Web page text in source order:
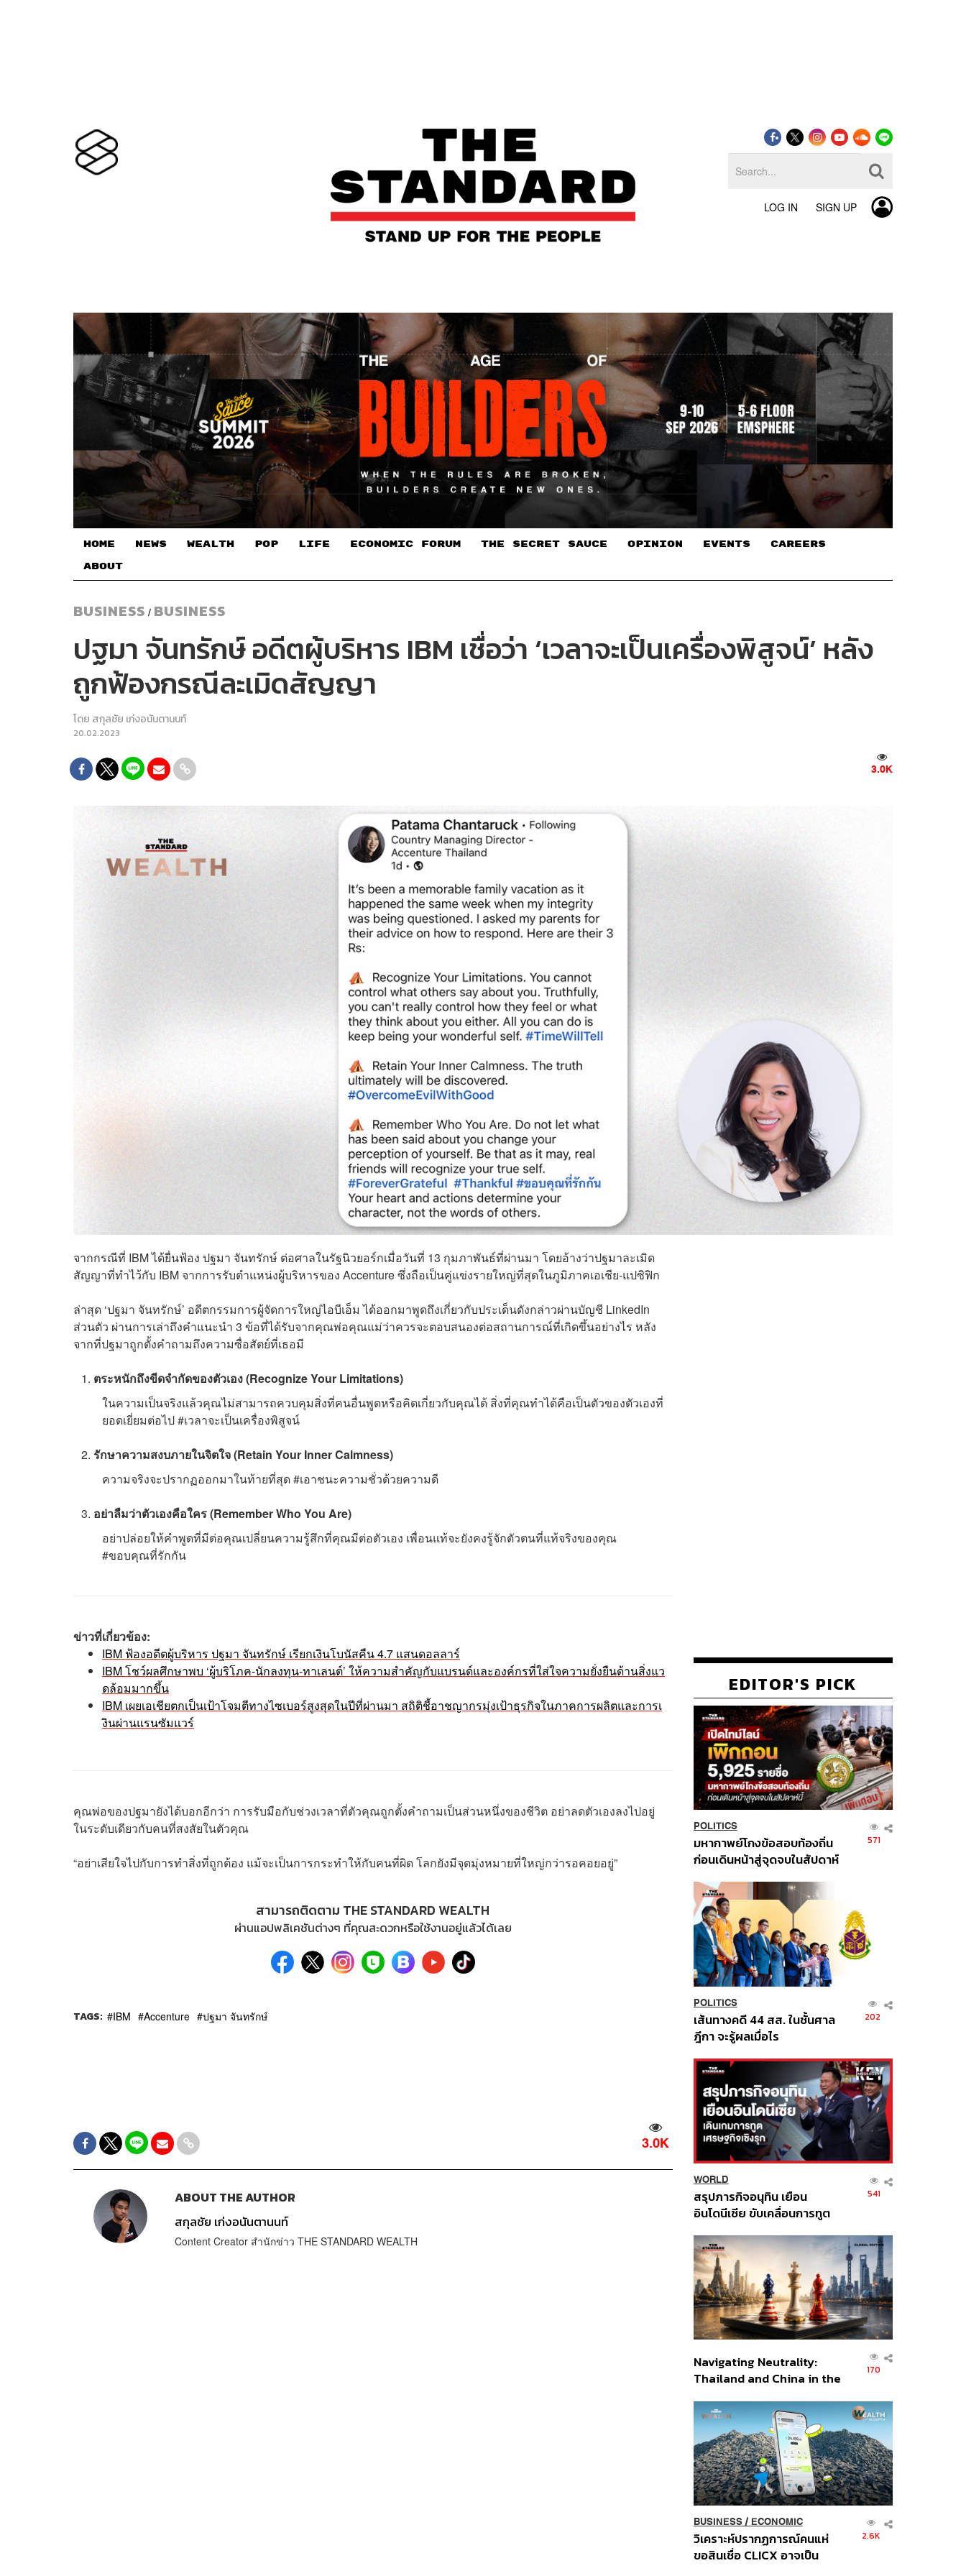
LOG IN SIGN UP
HOME NEWS WEALTH POP LIFE ECONOMIC FORUM THE SECRET SAUCE​ OPINION EVENTS CAREERS
ABOUT
BUSINESS / BUSINESS
ปฐมา จันทรักษ์ อดีตผู้บริหาร IBM เชื่อว่า ‘เวลาจะเป็นเครื่องพิสูจน์’ หลัง
ถูกฟ้องกรณีละเมิดสัญญา
โดย สกุลชัย เก่งอนันตานนท์
20.02.2023
3.0K
จากกรณีที่ IBM ได้ยื่นฟ้อง ปฐมา จันทรักษ์ ต่อศาลในรัฐนิวยอร์กเมื่อวันที่ 13 กุมภาพันธ์ที่ผ่านมา โดยอ้างว่าปฐมาละเมิด
สัญญาที่ทำไว้กับ IBM จากการรับตำแหน่งผู้บริหารของ Accenture ซึ่งถือเป็นคู่แข่งรายใหญ่ที่สุดในภูมิภาคเอเชีย-แปซิฟิก
ล่าสุด ‘ปฐมา จันทรักษ์’ อดีตกรรมการผู้จัดการใหญ่ไอบีเอ็ม ได้ออกมาพูดถึงเกี่ยวกับประเด็นดังกล่าวผ่านบัญชี LinkedIn
ส่วนตัว ผ่านการเล่าถึงคำแนะนำ 3 ข้อที่ได้รับจากคุณพ่อคุณแม่ว่าควรจะตอบสนองต่อสถานการณ์ที่เกิดขึ้นอย่างไร หลัง
จากที่ปฐมาถูกตั้งคำถามถึงความซื่อสัตย์ที่เธอมี
ตระหนักถึงขีดจำกัดของตัวเอง (Recognize Your Limitations)
ในความเป็นจริงแล้วคุณไม่สามารถควบคุมสิ่งที่คนอื่นพูดหรือคิดเกี่ยวกับคุณได้ สิ่งที่คุณทำได้คือเป็นตัวของตัวเองที่
ยอดเยี่ยมต่อไป #เวลาจะเป็นเครื่องพิสูจน์
รักษาความสงบภายในจิตใจ (Retain Your Inner Calmness)
ความจริงจะปรากฏออกมาในท้ายที่สุด #เอาชนะความชั่วด้วยความดี
อย่าลืมว่าตัวเองคือใคร (Remember Who You Are)
อย่าปล่อยให้คำพูดที่มีต่อคุณเปลี่ยนความรู้สึกที่คุณมีต่อตัวเอง เพื่อนแท้จะยังคงรู้จักตัวตนที่แท้จริงของคุณ
#ขอบคุณที่รักกัน
ข่าวที่เกี่ยวข้อง:
IBM ฟ้องอดีตผู้บริหาร ปฐมา จันทรักษ์ เรียกเงินโบนัสคืน 4.7 แสนดอลลาร์
IBM โชว์ผลศึกษาพบ ‘ผู้บริโภค-นักลงทุน-ทาเลนต์’ ให้ความสำคัญกับแบรนด์และองค์กรที่ใส่ใจความยั่งยืนด้านสิ่งแว
ดล้อมมากขึ้น
IBM เผยเอเชียตกเป็นเป้าโจมตีทางไซเบอร์สูงสุดในปีที่ผ่านมา สถิติชี้อาชญากรมุ่งเป้าธุรกิจในภาคการผลิตและการเ
งินผ่านแรนซัมแวร์
คุณพ่อของปฐมายังได้บอกอีกว่า การรับมือกับช่วงเวลาที่ตัวคุณถูกตั้งคำถามเป็นส่วนหนึ่งของชีวิต อย่าลดตัวเองลงไปอยู่
ในระดับเดียวกับคนที่สงสัยในตัวคุณ
“อย่าเสียใจไปกับการทำสิ่งที่ถูกต้อง แม้จะเป็นการกระทำให้กับคนที่ผิด โลกยังมีจุดมุ่งหมายที่ใหญ่กว่ารอคอยอยู่”
สามารถติดตาม THE STANDARD WEALTH
ผ่านแอปพลิเคชันต่างๆ ที่คุณสะดวกหรือใช้งานอยู่แล้วได้เลย
TAGS: IBM Accenture ปฐมา จันทรักษ์
3.0K
ABOUT THE AUTHOR
สกุลชัย เก่งอนันตานนท์
Content Creator สำนักข่าว THE STANDARD WEALTH
EDITOR'S PICK
POLITICS
มหากาพย์โกงข้อสอบท้องถิ่น
ก่อนเดินหน้าสู่จุดจบในสัปดาห์
571
POLITICS
เส้นทางคดี 44 สส. ในชั้นศาล
ฎีกา จะรู้ผลเมื่อไร
202
WORLD
สรุปภารกิจอนุทิน เยือน
อินโดนีเซีย ขับเคลื่อนการทูต
ส่วนยุทธศาสตร์ไทย –
อินโดนีเซีย
541
Navigating Neutrality:
Thailand and China in the
Order
170
BUSINESS/ ECONOMIC
วิเคราะห์ปรากฏการณ์คนแห่
ขอสินเชื่อ CLICX อาจเป็น
2.6K